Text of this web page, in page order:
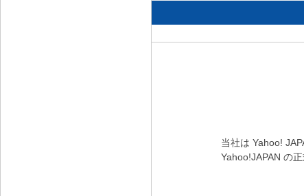
当社は Yahoo!
Yahoo!JAPAN の